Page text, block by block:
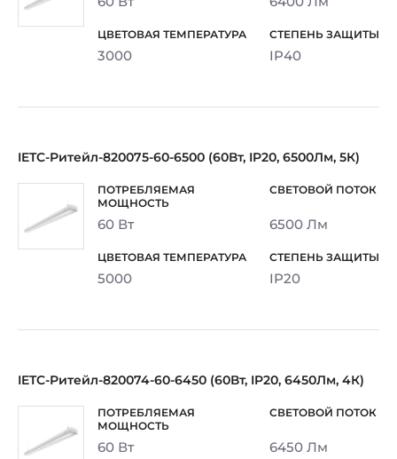
3000 IP40
IETC-Ритейл-820075-60-6500 (60Вт, IP20, 6500Лм, 5К)
60 Вт 6500 Лм
5000 IP20
IETC-Ритейл-820074-60-6450 (60Вт, IP20, 6450Лм, 4К)
60 Вт 6450 Лм